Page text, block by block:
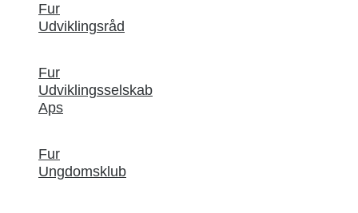
Fur
Udviklingsråd
Fur
Udviklingsselskab
Aps
Fur
Ungdomsklub